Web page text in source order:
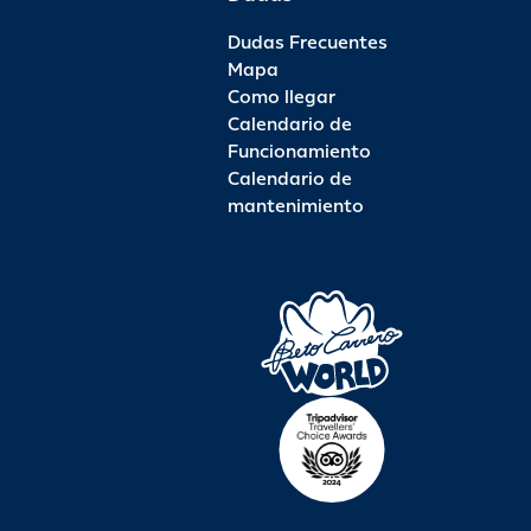
Dudas Frecuentes
Mapa
Como llegar
Calendario de
Funcionamiento
Calendario de
mantenimiento